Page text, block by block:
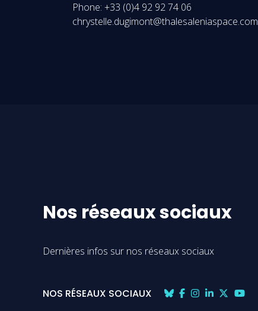
Phone: +33 (0)4 92 92 74 06
chrystelle.dugimont@thalesaleniaspace.com
Nos réseaux sociaux
Dernières infos sur nos réseaux sociaux
NOS RÉSEAUX SOCIAUX